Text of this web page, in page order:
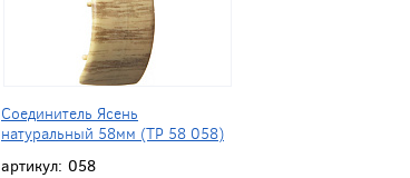
Соединитель Ясень
натуральный 58мм (ТР 58 058)
артикул: 058